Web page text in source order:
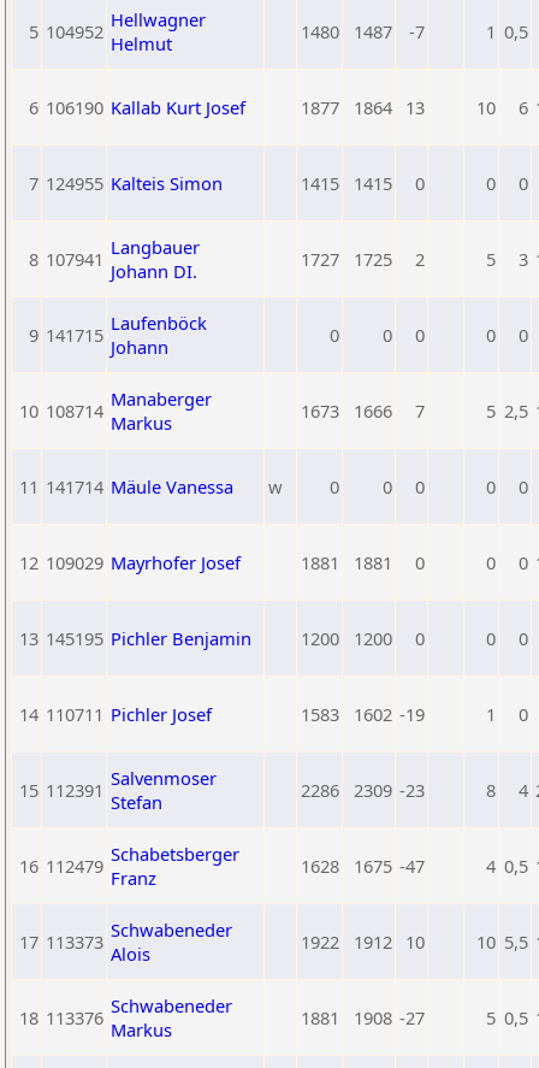
5 104952 Hellwagner
Helmut
1480 1487 -7 1 0,5
6 106190 Kallab Kurt Josef 1877 1864 13 10 6
7 124955 Kalteis Simon 1415 1415 0 0 0
8 107941 Langbauer
Johann DI.
1727 1725 2 5 3
9 141715 Laufenböck
Johann
0 0 0 0 0
10 108714 Manaberger
Markus
1673 1666 7 5 2,5
11 141714 Mäule Vanessa w 0 0 0 0 0
12 109029 Mayrhofer Josef 1881 1881 0 0 0
13 145195 Pichler Benjamin 1200 1200 0 0 0
14 110711 Pichler Josef 1583 1602 -19 1 0
15 112391 Salvenmoser
Stefan
2286 2309 -23 8 4
16 112479 Schabetsberger
Franz
1628 1675 -47 4 0,5
17 113373 Schwabeneder
Alois
1922 1912 10 10 5,5
18 113376 Schwabeneder
Markus
1881 1908 -27 5 0,5